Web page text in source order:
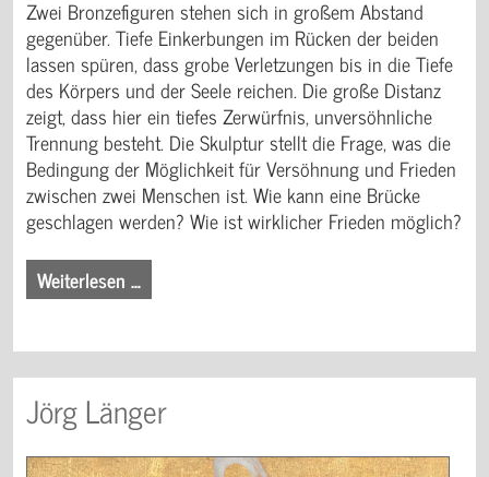
Zwei Bronzefiguren stehen sich in großem Abstand
gegenüber. Tiefe Einkerbungen im Rücken der beiden
lassen spüren, dass grobe Verletzungen bis in die Tiefe
des Körpers und der Seele reichen. Die große Distanz
zeigt, dass hier ein tiefes Zerwürfnis, unversöhnliche
Trennung besteht. Die Skulptur stellt die Frage, was die
Bedingung der Möglichkeit für Versöhnung und Frieden
zwischen zwei Menschen ist. Wie kann eine Brücke
geschlagen werden? Wie ist wirklicher Frieden möglich?
Weiterlesen …
Jörg Länger